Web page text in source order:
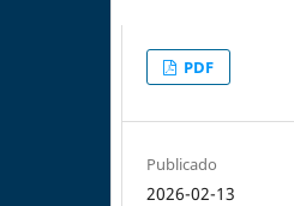
PDF
Publicado
2026-02-13